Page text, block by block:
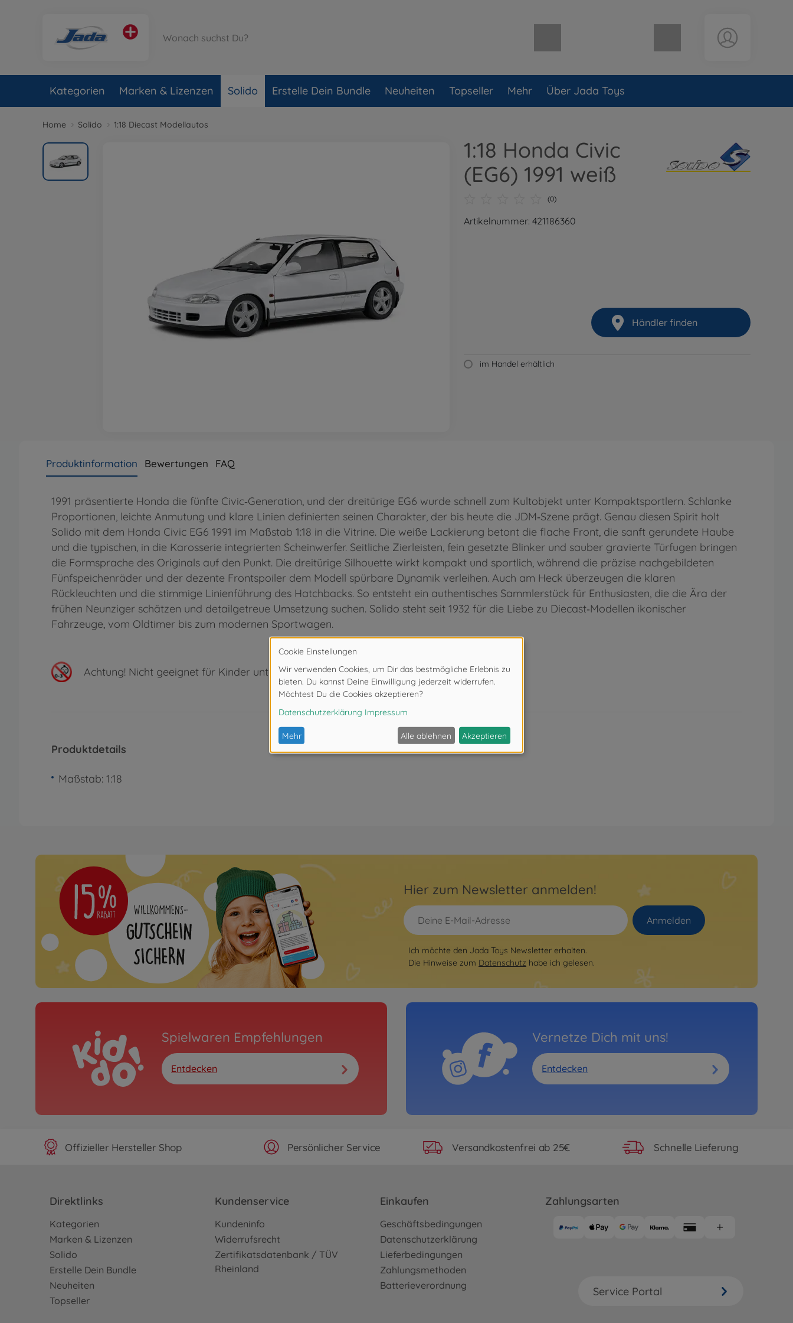
Warenkorb leer
Kategorien Marken & Lizenzen Solido Erstelle Dein Bundle Neuheiten Topseller Mehr Über Jada Toys
Home Solido 1:18 Diecast Modellautos
1:18 Honda Civic
(EG6) 1991 weiß
(0)
Artikelnummer: 421186360
Händler finden
im Handel erhältlich
Produktinformation Bewertungen FAQ
1991 präsentierte Honda die fünfte Civic‑Generation, und der dreitürige EG6 wurde schnell zum Kultobjekt unter Kompaktsportlern. Schlanke
Proportionen, leichte Anmutung und klare Linien definierten seinen Charakter, der bis heute die JDM‑Szene prägt. Genau diesen Spirit holt
Solido mit dem Honda Civic EG6 1991 im Maßstab 1:18 in die Vitrine. Die weiße Lackierung betont die flache Front, die sanft gerundete Haube
und die typischen, in die Karosserie integrierten Scheinwerfer. Seitliche Zierleisten, fein gesetzte Blinker und sauber gravierte Türfugen bringen
die Formsprache des Originals auf den Punkt. Die dreitürige Silhouette wirkt kompakt und sportlich, während die präzise nachgebildeten
Fünfspeichenräder und der dezente Frontspoiler dem Modell spürbare Dynamik verleihen. Auch am Heck überzeugen die klaren
Rückleuchten und die stimmige Linienführung des Hatchbacks. So entsteht ein authentisches Sammlerstück für Enthusiasten, die die Ära der
frühen Neunziger schätzen und detailgetreue Umsetzung suchen. Solido steht seit 1932 für die Liebe zu Diecast‑Modellen ikonischer
Fahrzeuge, vom Oldtimer bis zum modernen Sportwagen.
Achtung! Nicht geeignet für Kinder unter 3 Jahren. Erstickungsgefahr durch Kleinteile.
Produktdetails
Maßstab: 1:18
Hier zum Newsletter anmelden!
Anmelden
Ich möchte den Jada Toys Newsletter erhalten.
Die Hinweise zum Datenschutz habe ich gelesen.
Spielwaren Empfehlungen
Entdecken
Vernetze Dich mit uns!
Entdecken
Offizieller Hersteller Shop Persönlicher Service Versandkostenfrei ab 25€ Schnelle Lieferung
Direktlinks
Kategorien
Marken & Lizenzen
Solido
Erstelle Dein Bundle
Neuheiten
Topseller
Kundenservice
Kundeninfo
Widerrufsrecht
Zertifikatsdatenbank / TÜV
Rheinland
Einkaufen
Geschäftsbedingungen
Datenschutzerklärung
Lieferbedingungen
Zahlungsmethoden
Batterieverordnung
Zahlungsarten
Service Portal